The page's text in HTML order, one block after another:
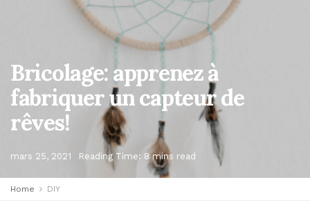
Bricolage: apprenez à
fabriquer un capteur de
rêves!
mars 25, 2021 Reading Time: 8 mins read
Home DIY